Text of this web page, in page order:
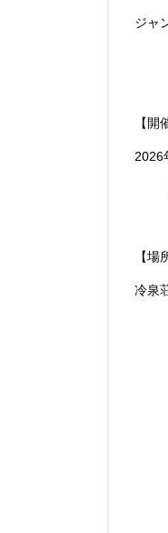
ジャ
【開
2026
【場
冷泉